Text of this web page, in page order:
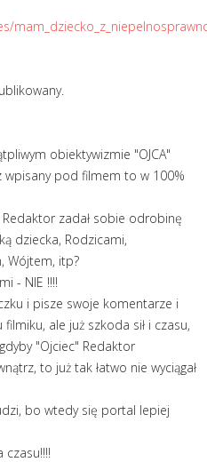
obiektywizmie "OJCA"
pod filmem to w 100%
Redaktor zadał sobie odrobinę
dziecka, Rodzicami,
Wójtem, itp?
- NIE !!!!
i pisze swoje komentarze i
ale już szkoda sił i czasu,
"Ojciec" Redaktor
to już tak łatwo nie wyciągał
bo wtedy się portal lepiej
czasu!!!!